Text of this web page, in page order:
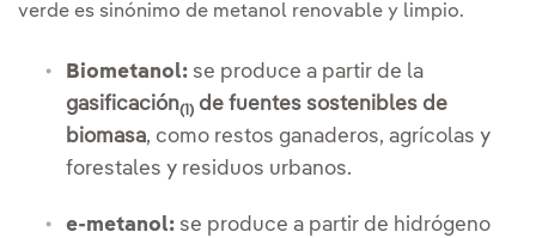
verde es sinónimo de metanol renovable y limpio.
Biometanol: se produce a partir de la
gasificación(1) de fuentes sostenibles de
biomasa, como restos ganaderos, agrícolas y
forestales y residuos urbanos.
e-metanol: se produce a partir de hidrógeno